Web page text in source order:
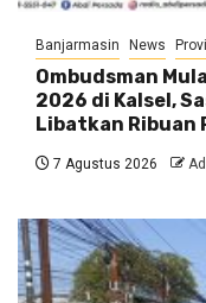
Banjarmasin News
Ombudsman
2026 di Kalsel,
Libatkan Ribuan
7 Agustus 2026